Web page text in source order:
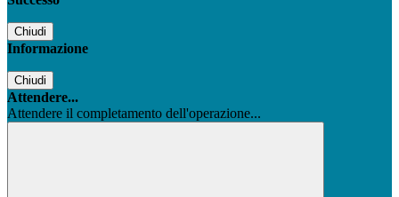
Chiudi
Informazione
Chiudi
Attendere...
Attendere il completamento dell'operazione...